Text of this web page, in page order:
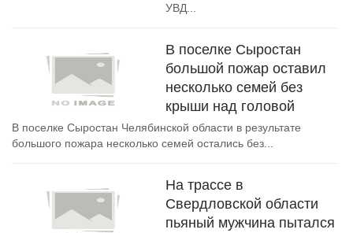
УВД...
В поселке Сыростан
большой пожар оставил
несколько семей без
крыши над головой
В поселке Сыростан Челябинской области в результате
большого пожара несколько семей остались без...
На трассе в
Свердловской области
пьяный мужчина пытался